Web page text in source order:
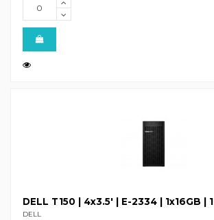
DELL T150 | 4x3.5' | E-2334 | 1x16GB | 1
DELL